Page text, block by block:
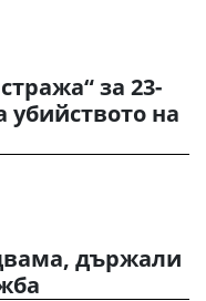
за 23-
убийството на
държали